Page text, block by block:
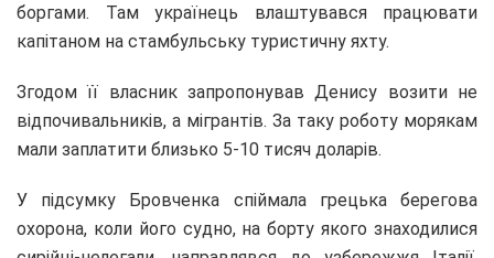
боргами. Там українець влаштувався працювати
капітаном на стамбульську туристичну яхту.
Згодом її власник запропонував Денису возити не
відпочивальників, а мігрантів. За таку роботу морякам
мали заплатити близько 5-10 тисяч доларів.
У підсумку Бровченка спіймала грецька берегова
охорона, коли його судно, на борту якого знаходилися